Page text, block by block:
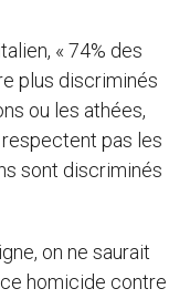
« 74% des
plus discriminés
ou les athées,
pas les
sont discriminés
on ne saurait
homicide contre